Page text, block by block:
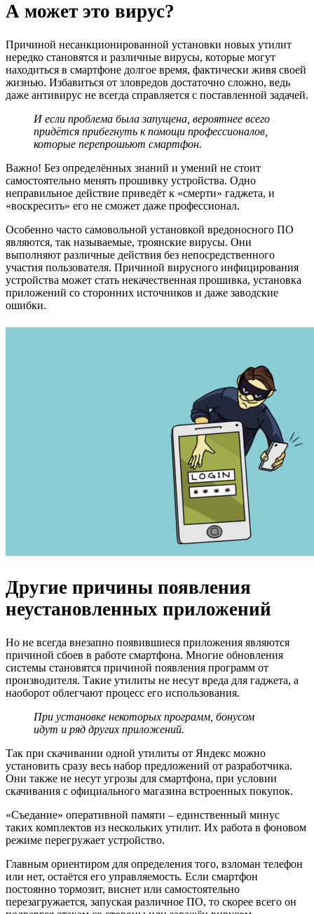
А может это вирус?
Причиной несанкционированной установки новых утилит
нередко становятся и различные вирусы, которые могут
находиться в смартфоне долгое время, фактически живя своей
жизнью. Избавиться от зловредов достаточно сложно, ведь
даже антивирус не всегда справляется с поставленной задачей.
И если проблема была запущена, вероятнее всего
придётся прибегнуть к помощи профессионалов,
которые перепрошьют смартфон.
Важно! Без определённых знаний и умений не стоит
самостоятельно менять прошивку устройства. Одно
неправильное действие приведёт к «смерти» гаджета, и
«воскресить» его не сможет даже профессионал.
Особенно часто самовольной установкой вредоносного ПО
являются, так называемые, троянские вирусы. Они
выполняют различные действия без непосредственного
участия пользователя. Причиной вирусного инфицирования
устройства может стать некачественная прошивка, установка
приложений со сторонних источников и даже заводские
ошибки.
Другие причины появления
неустановленных приложений
Но не всегда внезапно появившиеся приложения являются
причиной сбоев в работе смартфона. Многие обновления
системы становятся причиной появления программ от
производителя. Такие утилиты не несут вреда для гаджета, а
наоборот облегчают процесс его использования.
При установке некоторых программ, бонусом
идут и ряд других приложений.
Так при скачивании одной утилиты от Яндекс можно
установить сразу весь набор предложений от разработчика.
Они также не несут угрозы для смартфона, при условии
скачивания с официального магазина встроенных покупок.
«Съедание» оперативной памяти – единственный минус
таких комплектов из нескольких утилит. Их работа в фоновом
режиме перегружает устройство.
Главным ориентиром для определения того, взломан телефон
или нет, остаётся его управляемость. Если смартфон
постоянно тормозит, виснет или самостоятельно
перезагружается, запуская различное ПО, то скорее всего он